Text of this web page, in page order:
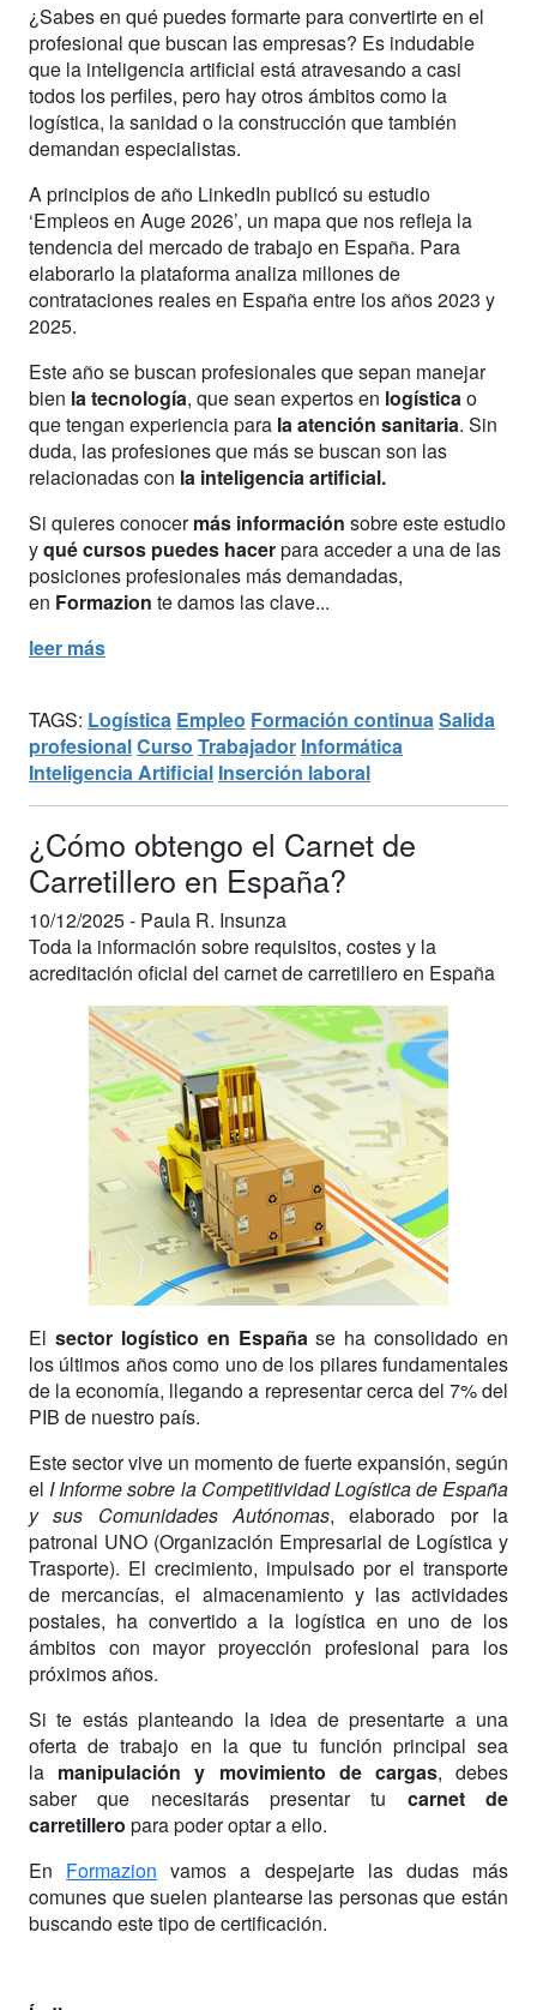
¿Sabes en qué puedes formarte para convertirte en el
profesional que buscan las empresas? Es indudable
que la inteligencia artificial está atravesando a casi
todos los perfiles, pero hay otros ámbitos como la
logística, la sanidad o la construcción que también
demandan especialistas.
A principios de año LinkedIn publicó su estudio
‘Empleos en Auge 2026’, un mapa que nos refleja la
tendencia del mercado de trabajo en España. Para
elaborarlo la plataforma analiza millones de
contrataciones reales en España entre los años 2023 y
2025.
Este año se buscan profesionales que sepan manejar
bien la tecnología, que sean expertos en logística o
que tengan experiencia para la atención sanitaria. Sin
duda, las profesiones que más se buscan son las
relacionadas con la inteligencia artificial.
Si quieres conocermás información sobre este estudio
yqué cursos puedes hacerpara acceder a una de las
posiciones profesionales más demandadas,
en Formazion te damos las clave...
leer más
TAGS: Logística Empleo Formación continua Salida
profesionalCurso Trabajador Informática
Inteligencia Artificial Inserción laboral
¿Cómo obtengo el Carnet de
Carretillero en España?
10/12/2025 - Paula R. Insunza
Toda la información sobre requisitos, costes y la
acreditación oficial del carnet de carretillero en España
El sector logístico en España se ha consolidado en
los últimos años como uno de los pilares fundamentales
de la economía, llegando a representar cerca del 7% del
PIB de nuestro país.
Este sector vive un momento de fuerte expansión, según
el I Informe sobre la Competitividad Logística de España
y sus Comunidades Autónomas, elaborado por la
patronal UNO (Organización Empresarial de Logística y
Trasporte). El crecimiento, impulsado por el transporte
de mercancías, el almacenamiento y las actividades
postales, ha convertido a la logística en uno de los
ámbitos con mayor proyección profesional para los
próximos años.
Si te estás planteando la idea de presentarte a una
oferta de trabajo en la que tu función principal sea
la manipulación y movimiento de cargas, debes
saber que necesitarás presentar tu carnet de
carretillero para poder optar a ello.
En Formazion vamos a despejarte las dudas más
comunes que suelen plantearse las personas que están
buscando este tipo de certificación.